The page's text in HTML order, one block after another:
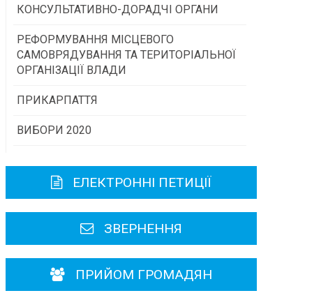
суспільства
Програми/конкурси МТД
КОНСУЛЬТАТИВНО-ДОРАДЧІ ОРГАНИ
Консультативна рада
РЕФОРМУВАННЯ МІСЦЕВОГО
САМОВРЯДУВАННЯ ТА ТЕРИТОРІАЛЬНОЇ
ОРГАНІЗАЦІЇ ВЛАДИ
ПРИКАРПАТТЯ
Історична довідка
Карта області
Районні, міські ради
ВИБОРИ 2020
ЕЛЕКТРОННІ ПЕТИЦІЇ
ЗВЕРНЕННЯ
ПРИЙОМ ГРОМАДЯН